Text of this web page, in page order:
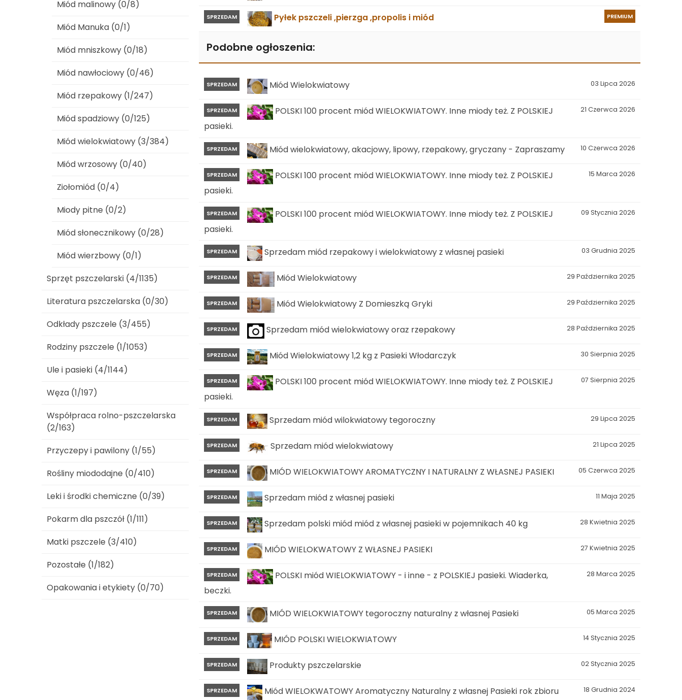
PREMIUM
SPRZEDAM Pyłek pszczeli ,pierzga ,propolis i miód
Podobne ogłoszenia:
03 Lipca 2026
SPRZEDAM Miód Wielokwiatowy
21 Czerwca 2026
SPRZEDAM
POLSKI 100 procent miód WIELOKWIATOWY. Inne miody też. Z POLSKIEJ
pasieki.
10 Czerwca 2026
SPRZEDAM Miód wielokwiatowy, akacjowy, lipowy, rzepakowy, gryczany - Zapraszamy
15 Marca 2026
SPRZEDAM
POLSKI 100 procent miód WIELOKWIATOWY. Inne miody też. Z POLSKIEJ
pasieki.
09 Stycznia 2026
SPRZEDAM
POLSKI 100 procent miód WIELOKWIATOWY. Inne miody też. Z POLSKIEJ
pasieki.
03 Grudnia 2025
SPRZEDAM Sprzedam miód rzepakowy i wielokwiatowy z własnej pasieki
29 Października 2025
SPRZEDAM Miód Wielokwiatowy
29 Października 2025
SPRZEDAM Miód Wielokwiatowy Z Domieszką Gryki
28 Października 2025
SPRZEDAM Sprzedam miód wielokwiatowy oraz rzepakowy
30 Sierpnia 2025
SPRZEDAM Miód Wielokwiatowy 1,2 kg z Pasieki Włodarczyk
07 Sierpnia 2025
SPRZEDAM
POLSKI 100 procent miód WIELOKWIATOWY. Inne miody też. Z POLSKIEJ
pasieki.
29 Lipca 2025
SPRZEDAM Sprzedam miód wilokwiatowy tegoroczny
21 Lipca 2025
SPRZEDAM Sprzedam miód wielokwiatowy
05 Czerwca 2025
SPRZEDAM MIÓD WIELOKWIATOWY AROMATYCZNY I NATURALNY Z WŁASNEJ PASIEKI
11 Maja 2025
SPRZEDAM Sprzedam miód z własnej pasieki
28 Kwietnia 2025
SPRZEDAM Sprzedam polski miód miód z własnej pasieki w pojemnikach 40 kg
27 Kwietnia 2025
SPRZEDAM MIÓD WIELOKWATOWY Z WŁASNEJ PASIEKI
28 Marca 2025
SPRZEDAM
POLSKI miód WIELOKWIATOWY - i inne - z POLSKIEJ pasieki. Wiaderka,
beczki.
05 Marca 2025
SPRZEDAM MIÓD WIELOKWIATOWY tegoroczny naturalny z własnej Pasieki
14 Stycznia 2025
SPRZEDAM MIÓD POLSKI WIELOKWIATOWY
02 Stycznia 2025
SPRZEDAM Produkty pszczelarskie
18 Grudnia 2024
SPRZEDAM
Miód WIELOKWATOWY Aromatyczny Naturalny z własnej Pasieki rok zbioru
Miód malinowy (0/8)
Miód Manuka (0/1)
Miód mniszkowy (0/18)
Miód nawłociowy (0/46)
Miód rzepakowy (1/247)
Miód spadziowy (0/125)
Miód wielokwiatowy (3/384)
Miód wrzosowy (0/40)
Ziołomiód (0/4)
Miody pitne (0/2)
Miód słonecznikowy (0/28)
Miód wierzbowy (0/1)
Sprzęt pszczelarski (4/1135)
Literatura pszczelarska (0/30)
Odkłady pszczele (3/455)
Rodziny pszczele (1/1053)
Ule i pasieki (4/1144)
Węza (1/197)
Współpraca rolno-pszczelarska
(2/163)
Przyczepy i pawilony (1/55)
Rośliny miododajne (0/410)
Leki i środki chemiczne (0/39)
Pokarm dla pszczół (1/111)
Matki pszczele (3/410)
Pozostałe (1/182)
Opakowania i etykiety (0/70)